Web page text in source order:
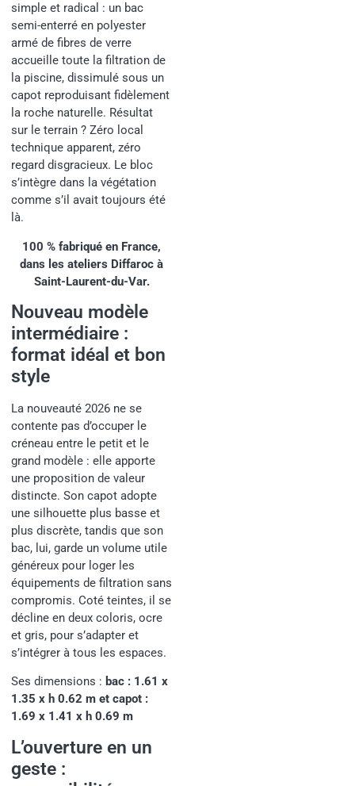
simple et radical : un bac
semi-enterré en polyester
armé de fibres de verre
accueille toute la filtration de
la piscine, dissimulé sous un
capot reproduisant fidèlement
la roche naturelle. Résultat
sur le terrain ? Zéro local
technique apparent, zéro
regard disgracieux. Le bloc
s’intègre dans la végétation
comme s’il avait toujours été
là.
100 % fabriqué en France,
dans les ateliers Diffaroc à
Saint-Laurent-du-Var.
Nouveau modèle
intermédiaire :
format idéal et bon
style
La nouveauté 2026 ne se
contente pas d’occuper le
créneau entre le petit et le
grand modèle : elle apporte
une proposition de valeur
distincte. Son capot adopte
une silhouette plus basse et
plus discrète, tandis que son
bac, lui, garde un volume utile
généreux pour loger les
équipements de filtration sans
compromis. Coté teintes, il se
décline en deux coloris, ocre
et gris, pour s’adapter et
s’intégrer à tous les espaces.
Ses dimensions : bac : 1.61 x
1.35 x h 0.62 m et capot :
1.69 x 1.41 x h 0.69 m
L’ouverture en un
geste :